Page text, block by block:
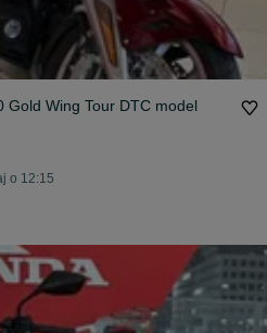
Gold Wing Tour DTC model
o 12:15